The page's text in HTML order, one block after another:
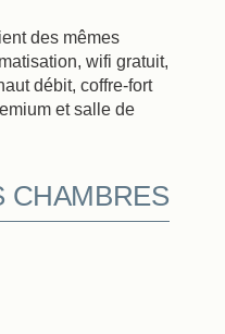
des mêmes
wifi gratuit,
débit, coffre-fort
et salle de
CHAMBRES
& Suite
Réserver
Réserver